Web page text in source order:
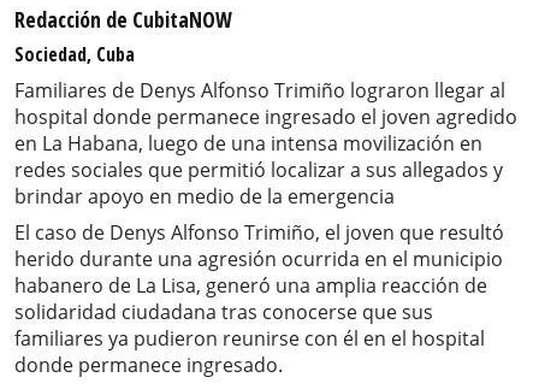
Redacción de CubitaNOW
Sociedad, Cuba
Familiares de Denys Alfonso Trimiño lograron llegar al
hospital donde permanece ingresado el joven agredido
en La Habana, luego de una intensa movilización en
redes sociales que permitió localizar a sus allegados y
brindar apoyo en medio de la emergencia
El caso de Denys Alfonso Trimiño, el joven que resultó
herido durante una agresión ocurrida en el municipio
habanero de La Lisa, generó una amplia reacción de
solidaridad ciudadana tras conocerse que sus
familiares ya pudieron reunirse con él en el hospital
donde permanece ingresado.